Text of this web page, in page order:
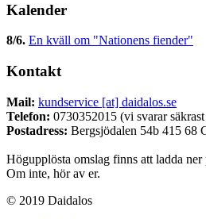
Kalender
8/6. En kväll om "Nationens fiender"
Kontakt
Mail: kundservice [at] daidalos.se
Telefon: 0730352015 (vi svarar
Postadress: Bergsjödalen 54b 415 68
Högupplösta omslag finns att ladda
Om inte, hör av er.
© 2019 Daidalos